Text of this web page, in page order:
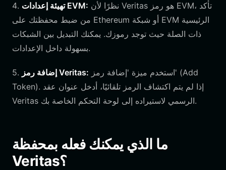
4. تهيئة إعدادات EVM:
من ضبط محفظتك على Ethereum أو شبكة EVM الرئيسية
ذات الصلة حيث توجد رموزك. يمكنك التبديل بين الشبكات
بسهولة داخل الإعدادات.
5. إضافة رمز Veritas:
Token). إذا لم يتم اكتشاف الرمز تلقائيًا، أدخل عنوان عقد
Veritas الرسمي لاستيراده إلى لوحة التحكم الخاصة بك.
ما الذي يمكنك فعله بمحفظة
Veritas؟